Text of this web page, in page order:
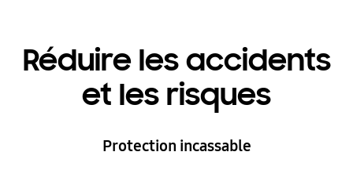
Réduire les accidents
et les risques
Protection incassable